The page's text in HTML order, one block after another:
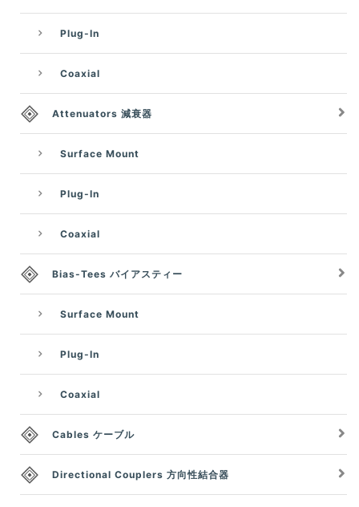
Plug-In
Coaxial
Attenuators 減衰器
Surface Mount
Plug-In
Coaxial
Bias-Tees バイアスティー
Surface Mount
Plug-In
Coaxial
Cables ケーブル
Directional Couplers 方向性結合器